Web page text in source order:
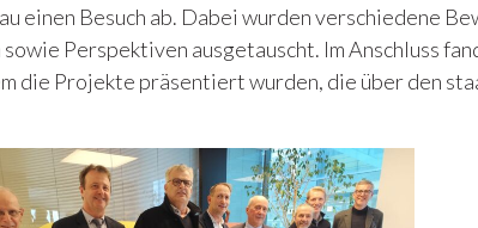
einen Besuch ab. Dabei wurden verschiedene
Perspektiven ausgetauscht. Im Anschluss
die Projekte präsentiert wurden, die über den